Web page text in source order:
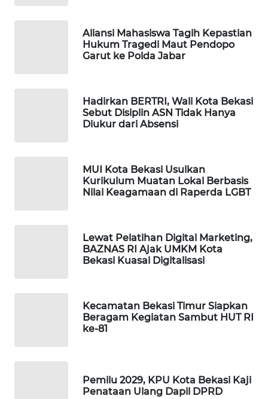
Aliansi Mahasiswa Tagih Kepastian
Hukum Tragedi Maut Pendopo
Garut ke Polda Jabar
Hadirkan BERTRI, Wali Kota Bekasi
Sebut Disiplin ASN Tidak Hanya
Diukur dari Absensi
MUI Kota Bekasi Usulkan
Kurikulum Muatan Lokal Berbasis
Nilai Keagamaan di Raperda LGBT
Lewat Pelatihan Digital Marketing,
BAZNAS RI Ajak UMKM Kota
Bekasi Kuasai Digitalisasi
Kecamatan Bekasi Timur Siapkan
Beragam Kegiatan Sambut HUT RI
ke-81
Pemilu 2029, KPU Kota Bekasi Kaji
Penataan Ulang Dapil DPRD
KONSUMEN
NEWS